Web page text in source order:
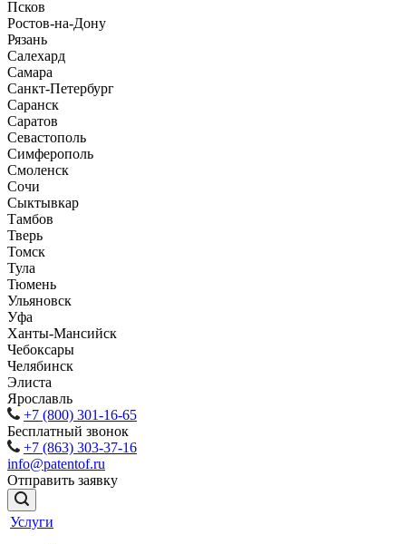
Псков
Ростов-на-Дону
Рязань
Салехард
Самара
Санкт-Петербург
Саранск
Саратов
Севастополь
Симферополь
Смоленск
Сочи
Сыктывкар
Тамбов
Тверь
Томск
Тула
Тюмень
Ульяновск
Уфа
Ханты-Мансийск
Чебоксары
Челябинск
Элиста
Ярославль
+7 (800) 301-16-65
Бесплатный звонок
+7 (863) 303-37-16
info@patentof.ru
Отправить заявку
Услуги